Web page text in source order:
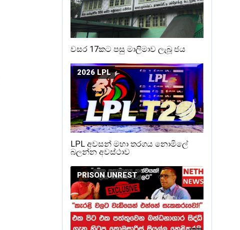
වසර 17කට පසු මාලිමාව ලැබූ ජය
2026 LPL
LPL අවසන් මහා තරගය නොමිලේ
බලන්න අවස්ථාව
PRISON UNREST